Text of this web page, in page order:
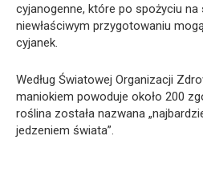
cyjanogenne, które po spożyciu na
niewłaściwym przygotowaniu
cyjanek.
Według Światowej Organizacji
maniokiem powoduje około 200
roślina została nazwana
jedzeniem świata”.